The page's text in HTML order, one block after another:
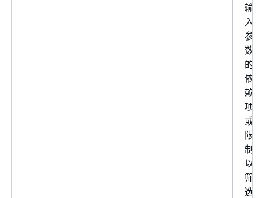
输
入
参
数
的
依
赖
项
或
限
制
以
筛
选